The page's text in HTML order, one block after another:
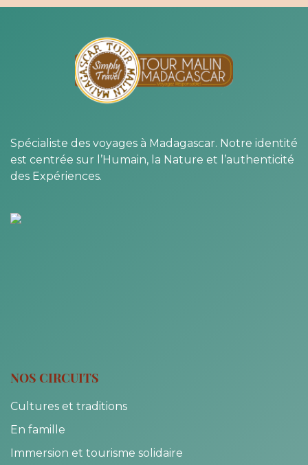
Spécialiste des voyages à Madagascar. Notre identité
est centrée sur l’Humain, la Nature et l’authenticité
des Expériences.
NOS CIRCUITS
Cultures et traditions
En famille
Immersion et tourisme solidaire